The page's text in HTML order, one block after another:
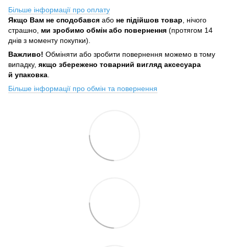
Більше інформації про оплату
Якщо Вам не сподобався або не підійшов товар , нічого
страшно, ми зробимо обмін або повернення (протягом 14
днів з моменту покупки).
Важливо! Обміняти або зробити повернення можемо в тому
випадку, якщо збережено товарний вигляд аксесуара
й упаковка
Більше інформації про обмін та повернення